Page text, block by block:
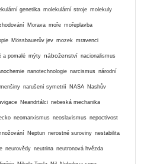
genetika molekulární stroje molekuly
Morava moře mořeplavba
Mössbauerův jev mozek mravenci
a pomalé mýty náboženství nacionalismus
nanotechnologie narcismus národní
narušení symetrií NASA Nashův
Neandrtálci nebeská mechanika
neomarxismus neoslavismus nepoctivost
Neptun nerostné suroviny nestabilita
neurovědy neutrina neutronová hvězda